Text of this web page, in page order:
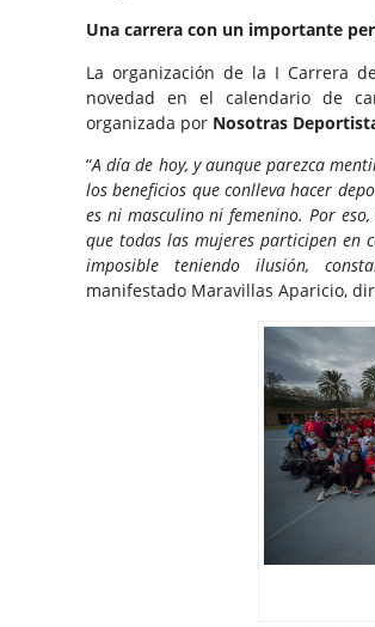
Una carrera con un importante
La organización de la I Carrera
novedad en el calendario de
organizada por Nosotras
“A día de hoy, y aunque parezca
los beneficios que conlleva hacer
es ni masculino ni femenino. Por
que todas las mujeres participen en
imposible teniendo ilusión,
manifestado Maravillas Aparicio,